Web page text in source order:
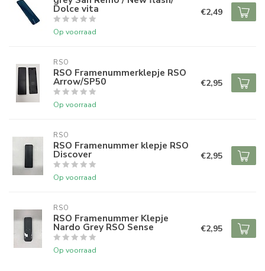
Dolce vita
Op voorraad
€2,49
RSO
RSO Framenummerklepje RSO
Arrow/SP50
Op voorraad
€2,95
RSO
RSO Framenummer klepje RSO
Discover
Op voorraad
€2,95
RSO
RSO Framenummer Klepje
Nardo Grey RSO Sense
Op voorraad
€2,95